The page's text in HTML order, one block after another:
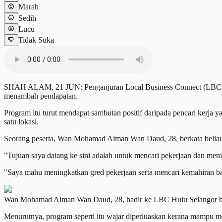
Marah
Sedih
Lucu
Tidak Suka
SHAH ALAM, 21 JUN: Penganjuran Local Business Connect
menambah pendapatan.
Program itu turut mendapat sambutan positif daripada pencari kerja
satu lokasi.
Seorang peserta, Wan Mohamad Aiman Wan Daud, 28, berkata
"Tujuan saya datang ke sini adalah untuk mencari pekerjaan dan
"Saya mahu meningkatkan gred pekerjaan serta mencari kemahiran
Wan Mohamad Aiman Wan Daud, 28, hadir ke LBC Hulu
Menurutnya, program seperti itu wajar diperluaskan kerana mampu